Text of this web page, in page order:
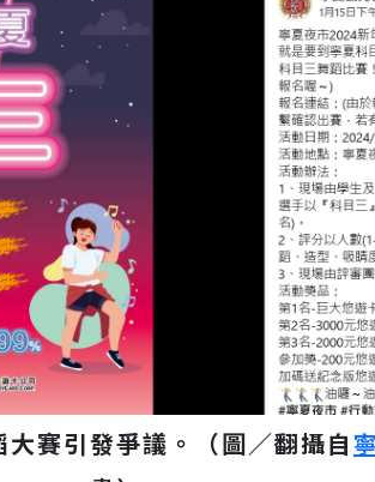
賽引發爭議。（圖／翻攝自